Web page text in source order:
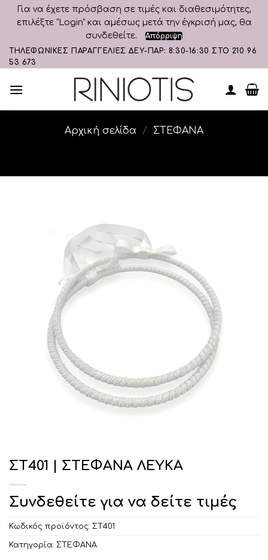
Για να έχετε πρόσβαση σε τιμές και διαθεσιμότητες,
επιλέξτε "Login" και αμέσως μετά την έγκρισή μας, θα
συνδεθείτε.
Απόρριψη
Skip
to
ΤΗΛΕΦΩΝΙΚΕΣ ΠΑΡΑΓΓΕΛΙΕΣ ΔΕΥ-ΠΑΡ: 8:30-16:30 ΣΤΟ 210 96
53 673
Αρχική σελίδα / ΣΤΕΦΑΝΑ
ΣΤ401 | ΣΤΕΦΑΝΑ ΛΕΥΚΑ
Συνδεθείτε για να δείτε τιμές
Κωδικός προϊόντος: ΣΤ401
Κατηγορία: ΣΤΕΦΑΝΑ